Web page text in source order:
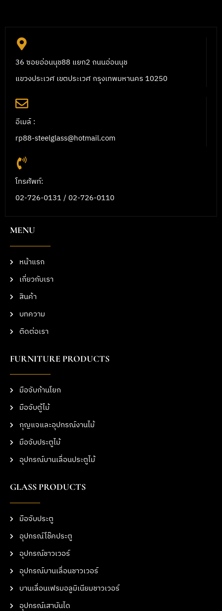
36 ซอยอ่อนนุช88 แยก2 ถนนอ่อนนุช
แขวงประเวศ เขตประเวศ กรุงเทพมหานคร 10250
อีเมล์ :
rp88-steelglass@hotmail.com
โทรศัพท์:
02-726-0131 / 02-726-0110
MENU
หน้าแรก
เกี่ยวกับเรา
สินค้า
บทความ
ติดต่อเรา
FURNITURE PRODUCTS
มือจับก้านโยก
มือจับตู้ไม้
กุญแจและอุปกรณ์งานไม้
มือจับประตูไม้
อุปกรณ์บานเลื่อนประตูไม้
GLASS PRODUCTS
มือจับประตู
อุปกรณ์โช๊คประตู
อุปกรณ์ชาวเวอร์
อุปกรณ์บานเลื่อนชาวเวอร์
บานเลื่อนเฟรมอลูมิเนียมชาวเวอร์
อุปกรณ์เสาบันได